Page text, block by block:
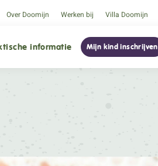
Over Doomijn Werken bij Villa Doomijn
informatie Mijn kind inschrijven